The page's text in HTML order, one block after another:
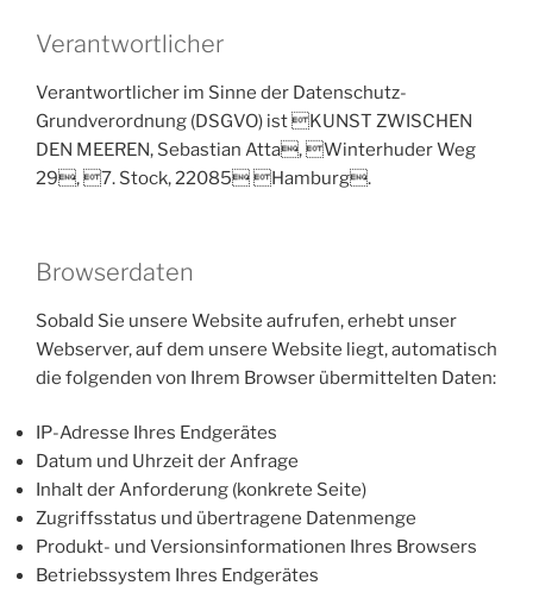
Verantwortlicher
Verantwortlicher im Sinne der Datenschutz-
Grundverordnung (DSGVO) ist KUNST ZWISCHEN
DEN MEEREN, Sebastian Atta, Winterhuder Weg
29, 7. Stock, 22085 Hamburg.
Browserdaten
Sobald Sie unsere Website aufrufen, erhebt unser
Webserver, auf dem unsere Website liegt, automatisch
die folgenden von Ihrem Browser übermittelten Daten:
IP-Adresse Ihres Endgerätes
Datum und Uhrzeit der Anfrage
Inhalt der Anforderung (konkrete Seite)
Zugriffsstatus und übertragene Datenmenge
Produkt- und Versionsinformationen Ihres Browsers
Betriebssystem Ihres Endgerätes